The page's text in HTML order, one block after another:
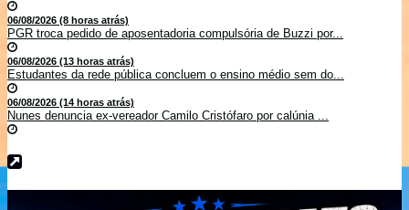
06/08/2026 (8 horas atrás)
PGR troca pedido de aposentadoria compulsória de Buzzi por...
06/08/2026 (13 horas atrás)
Estudantes da rede pública concluem o ensino médio sem do...
06/08/2026 (14 horas atrás)
Nunes denuncia ex-vereador Camilo Cristófaro por calúnia ...